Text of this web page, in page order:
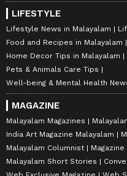
LIFESTYLE
Lifestyle News in Malayalam
Food and Recipes in Malayalam
Home Decor Tips in Malayalam
Pets & Animals Care Tips
Well-being & Mental Health
MAGAZINE
Malayalam Magazines
India Art Magazine Malayalam
Malayalam Columnist
Malayalam Short Stories